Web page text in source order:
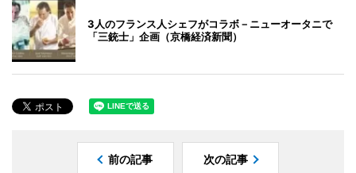
3人のフランス人シェフがコラボ－ニューオータニで
「三銃士」企画（京橋経済新聞）
前の記事 次の記事